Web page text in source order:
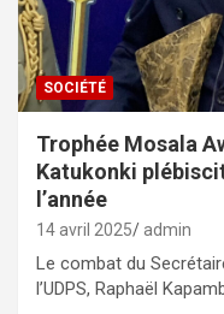
SOCIÉTÉ
Trophée Mosala
Katukonki
l’année
14 avril 2025 admin
Le combat du
l’UDPS, Raphaël